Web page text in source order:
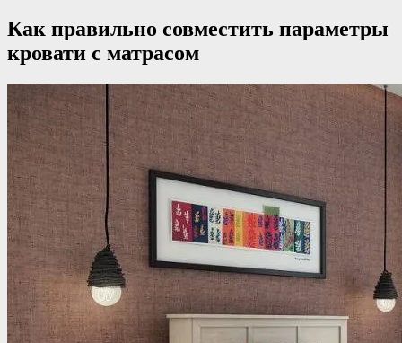
Как правильно совместить параметры
кровати с матрасом